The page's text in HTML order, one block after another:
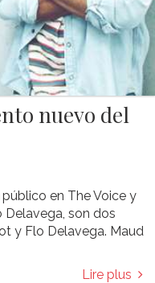
nuevo del
en The Voice y
Delavega, son dos
y Flo Delavega. Maud
Lire plus